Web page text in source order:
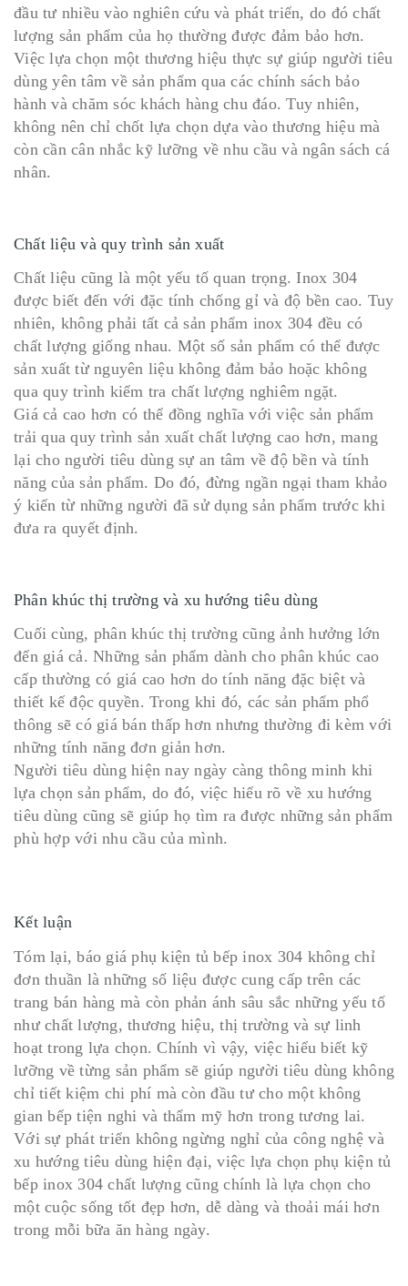
đầu tư nhiều vào nghiên cứu và phát triển, do đó chất
lượng sản phẩm của họ thường được đảm bảo hơn.
Việc lựa chọn một thương hiệu thực sự giúp người tiêu
dùng yên tâm về sản phẩm qua các chính sách bảo
hành và chăm sóc khách hàng chu đáo. Tuy nhiên,
không nên chỉ chốt lựa chọn dựa vào thương hiệu mà
còn cần cân nhắc kỹ lưỡng về nhu cầu và ngân sách cá
nhân.
Chất liệu và quy trình sản xuất
Chất liệu cũng là một yếu tố quan trọng. Inox 304
được biết đến với đặc tính chống gỉ và độ bền cao. Tuy
nhiên, không phải tất cả sản phẩm inox 304 đều có
chất lượng giống nhau. Một số sản phẩm có thể được
sản xuất từ nguyên liệu không đảm bảo hoặc không
qua quy trình kiểm tra chất lượng nghiêm ngặt.
Giá cả cao hơn có thể đồng nghĩa với việc sản phẩm
trải qua quy trình sản xuất chất lượng cao hơn, mang
lại cho người tiêu dùng sự an tâm về độ bền và tính
năng của sản phẩm. Do đó, đừng ngần ngại tham khảo
ý kiến từ những người đã sử dụng sản phẩm trước khi
đưa ra quyết định.
Phân khúc thị trường và xu hướng tiêu dùng
Cuối cùng, phân khúc thị trường cũng ảnh hưởng lớn
đến giá cả. Những sản phẩm dành cho phân khúc cao
cấp thường có giá cao hơn do tính năng đặc biệt và
thiết kế độc quyền. Trong khi đó, các sản phẩm phổ
thông sẽ có giá bán thấp hơn nhưng thường đi kèm với
những tính năng đơn giản hơn.
Người tiêu dùng hiện nay ngày càng thông minh khi
lựa chọn sản phẩm, do đó, việc hiểu rõ về xu hướng
tiêu dùng cũng sẽ giúp họ tìm ra được những sản phẩm
phù hợp với nhu cầu của mình.
Kết luận
Tóm lại, báo giá phụ kiện tủ bếp inox 304 không chỉ
đơn thuần là những số liệu được cung cấp trên các
trang bán hàng mà còn phản ánh sâu sắc những yếu tố
như chất lượng, thương hiệu, thị trường và sự linh
hoạt trong lựa chọn. Chính vì vậy, việc hiểu biết kỹ
lưỡng về từng sản phẩm sẽ giúp người tiêu dùng không
chỉ tiết kiệm chi phí mà còn đầu tư cho một không
gian bếp tiện nghi và thẩm mỹ hơn trong tương lai.
Với sự phát triển không ngừng nghỉ của công nghệ và
xu hướng tiêu dùng hiện đại, việc lựa chọn phụ kiện tủ
bếp inox 304 chất lượng cũng chính là lựa chọn cho
một cuộc sống tốt đẹp hơn, dễ dàng và thoải mái hơn
trong mỗi bữa ăn hàng ngày.